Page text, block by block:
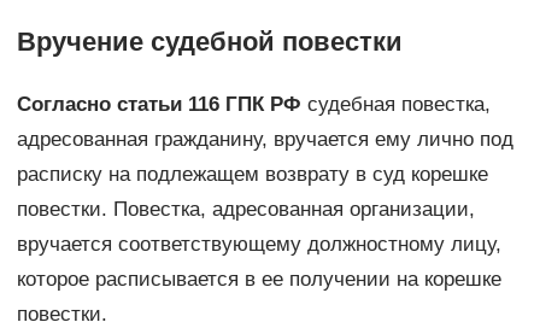
Вручение судебной повестки
Согласно статьи 116 ГПК РФ судебная повестка,
адресованная гражданину, вручается ему лично под
расписку на подлежащем возврату в суд корешке
повестки. Повестка, адресованная организации,
вручается соответствующему должностному лицу,
которое расписывается в ее получении на корешке
повестки.